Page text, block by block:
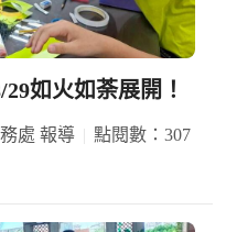
29如火如荼展開！
處 報導
點閱數：307